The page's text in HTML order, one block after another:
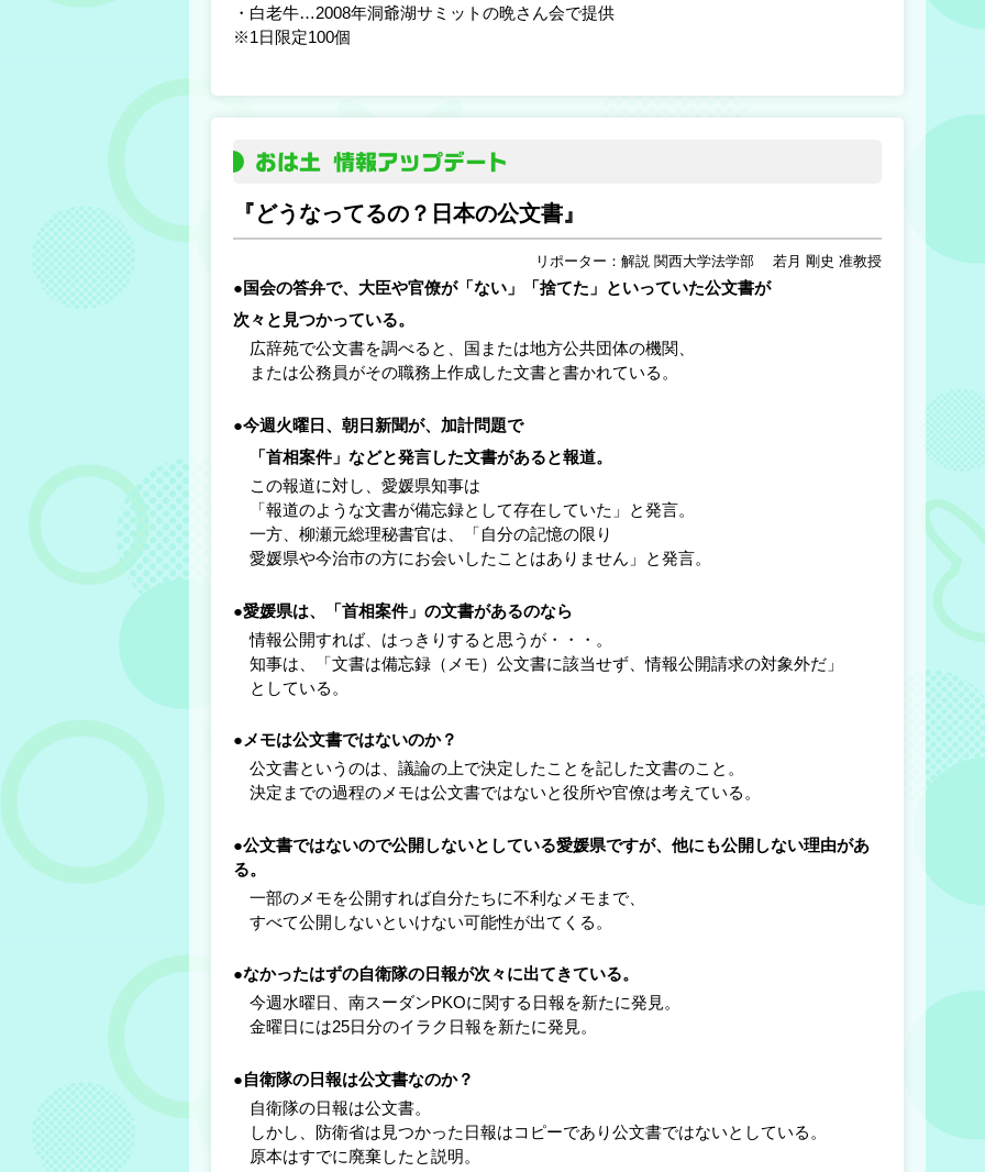
・白老牛…2008年洞爺湖サミットの晩さん会で提供
※1日限定100個
おは土 情報アップデート
『どうなってるの？日本の公文書』
リポーター：解説 関西大学法学部 若月 剛史 准教授
●国会の答弁で、大臣や官僚が「ない」「捨てた」といっていた公文書が
次々と見つかっている。
広辞苑で公文書を調べると、国または地方公共団体の機関、
または公務員がその職務上作成した文書と書かれている。
●今週火曜日、朝日新聞が、加計問題で
「首相案件」などと発言した文書があると報道。
この報道に対し、愛媛県知事は
「報道のような文書が備忘録として存在していた」と発言。
一方、柳瀬元総理秘書官は、「自分の記憶の限り
愛媛県や今治市の方にお会いしたことはありません」と発言。
●愛媛県は、「首相案件」の文書があるのなら
情報公開すれば、はっきりすると思うが・・・。
知事は、「文書は備忘録（メモ）公文書に該当せず、情報公開請求の対象外だ」
としている。
●メモは公文書ではないのか？
公文書というのは、議論の上で決定したことを記した文書のこと。
決定までの過程のメモは公文書ではないと役所や官僚は考えている。
●公文書ではないので公開しないとしている愛媛県ですが、他にも公開しない理由があ
る。
一部のメモを公開すれば自分たちに不利なメモまで、
すべて公開しないといけない可能性が出てくる。
●なかったはずの自衛隊の日報が次々に出てきている。
今週水曜日、南スーダンPKOに関する日報を新たに発見。
金曜日には25日分のイラク日報を新たに発見。
●自衛隊の日報は公文書なのか？
自衛隊の日報は公文書。
しかし、防衛省は見つかった日報はコピーであり公文書ではないとしている。
原本はすでに廃棄したと説明。